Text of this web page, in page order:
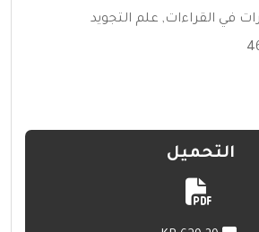
في القراءات, علم التجويد
التحميل